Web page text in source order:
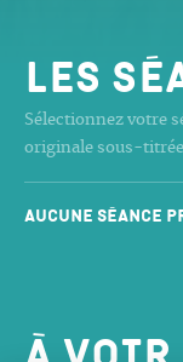
Les
Sélectionnez votre
originale sous-
Aucune séance